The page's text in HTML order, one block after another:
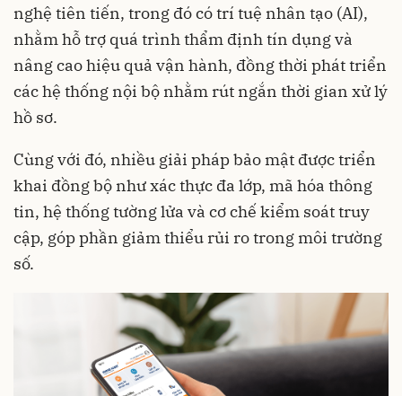
nghệ tiên tiến, trong đó có trí tuệ nhân tạo (AI),
nhằm hỗ trợ quá trình thẩm định tín dụng và
nâng cao hiệu quả vận hành, đồng thời phát triển
các hệ thống nội bộ nhằm rút ngắn thời gian xử lý
hồ sơ.
Cùng với đó, nhiều giải pháp bảo mật được triển
khai đồng bộ như xác thực đa lớp, mã hóa thông
tin, hệ thống tường lửa và cơ chế kiểm soát truy
cập, góp phần giảm thiểu rủi ro trong môi trường
số.